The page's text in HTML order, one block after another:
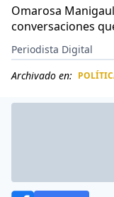
Omarosa
conversaciones
Periodista Digital
Archivado en: